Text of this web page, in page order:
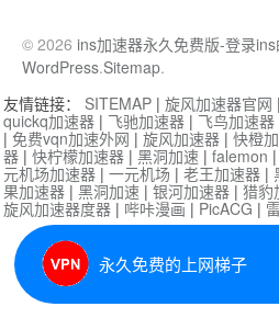
© 2026 ins加速器永久免费版-登录
WordPress.Sitemap.
永久免费的上网梯子
友情链接： SITEMAP | 旋风加速器官网 |
quickq加速器 | 飞驰加速器 | 飞鸟加速器
| 免费vqn加速外网 | 旋风加速器 | 快橙
器 | 快柠檬加速器 | 黑洞加速 | falemon |
元机场加速器 | 一元机场 | 老王加速器 |
果加速器 | 黑洞加速 | 银河加速器 | 猎豹
旋风加速器度器 | 哔咔漫画 | PicACG |